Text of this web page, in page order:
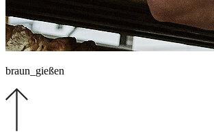
braun_gießen